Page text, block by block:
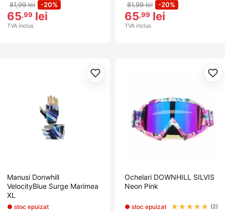
81,99 lei -20%
65,99 lei
TVA inclus
81,99 lei -20%
65,99 lei
TVA inclus
Adaugă la favorite
Manusi Donwhill
VelocityBlue Surge Marimea
XL
● stoc epuizat
Ochelari DOWNHILL SILVIS
Neon Pink
● stoc epuizat ★★★★★ (2)